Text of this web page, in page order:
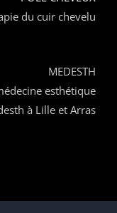
du cuir chevelu
MEDESTH
esthétique
à Lille et Arras